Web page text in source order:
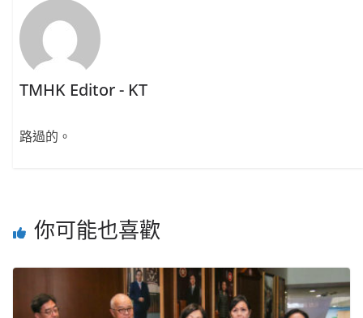
TMHK Editor - KT
路過的。
你可能也喜歡